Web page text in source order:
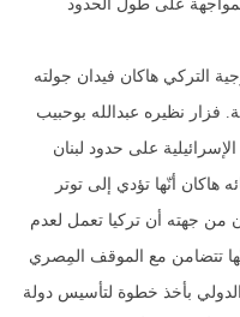
للمواجهة على طول الحدود
التركي هاكان فيدان جولته
فزار نظيره عبدالله بوحبيب
على حدود لبنان
إثر لقائه هاكان أنّها تؤدي إلى توتر
من جهته أن تركيا تعمل لعدم
تتضامن مع الموقف المِصري
بأخذ خطوة لتأسيس دولة